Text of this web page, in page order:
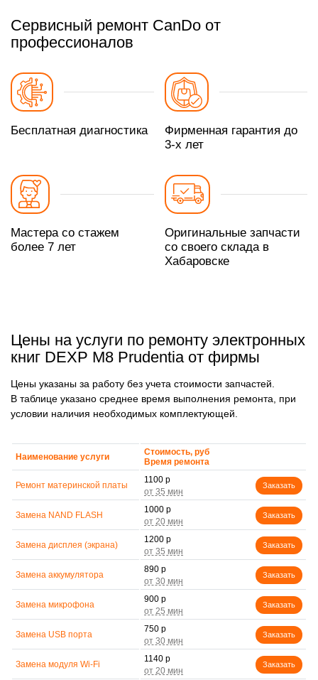
Сервисный ремонт CanDo от
профессионалов
Бесплатная диагностика
Фирменная гарантия до
3-х лет
Мастера со стажем
более 7 лет
Оригинальные запчасти
со своего склада в
Хабаровске
Цены на услуги по ремонту электронных
книг DEXP M8 Prudentia от фирмы
Цены указаны за работу без учета стоимости запчастей.
В таблице указано среднее время выполнения ремонта, при
условии наличия необходимых комплектующей.
Наименование услуги
Стоимость, руб
Время ремонта
Ремонт материнской платы
1100 р
Заказать
Замена NAND FLASH
1000 р
Заказать
Замена дисплея (экрана)
1200 р
Заказать
Замена аккумулятора
890 р
Заказать
Замена микрофона
900 р
Заказать
Замена USB порта
750 р
Заказать
Замена модуля Wi-Fi
1140 р
Заказать